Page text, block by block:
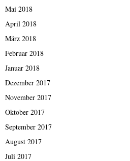
Mai 2018
April 2018
März 2018
Februar 2018
Januar 2018
Dezember 2017
November 2017
Oktober 2017
September 2017
August 2017
Juli 2017